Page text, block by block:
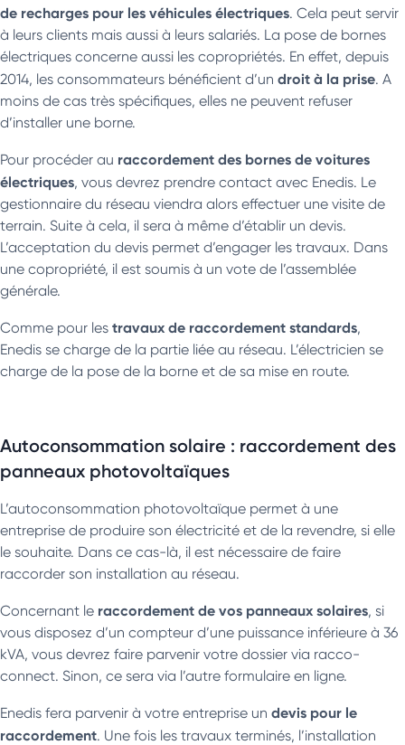
de recharges pour les véhicules électriques. Cela peut servir
à leurs clients mais aussi à leurs salariés. La pose de bornes
électriques concerne aussi les copropriétés. En effet, depuis
2014, les consommateurs bénéficient d’un droit à la prise. A
moins de cas très spécifiques, elles ne peuvent refuser
d’installer une borne.
Pour procéder au raccordement des bornes de voitures
électriques, vous devrez prendre contact avec Enedis. Le
gestionnaire du réseau viendra alors effectuer une visite de
terrain. Suite à cela, il sera à même d’établir un devis.
L’acceptation du devis permet d’engager les travaux. Dans
une copropriété, il est soumis à un vote de l’assemblée
générale.
Comme pour les travaux de raccordement standards,
Enedis se charge de la partie liée au réseau. L’électricien se
charge de la pose de la borne et de sa mise en route.
Autoconsommation solaire : raccordement des
panneaux photovoltaïques
L’autoconsommation photovoltaïque permet à une
entreprise de produire son électricité et de la revendre, si elle
le souhaite. Dans ce cas-là, il est nécessaire de faire
raccorder son installation au réseau.
Concernant le raccordement de vos panneaux solaires, si
vous disposez d’un compteur d’une puissance inférieure à 36
kVA, vous devrez faire parvenir votre dossier via racco-
connect. Sinon, ce sera via l’autre formulaire en ligne.
Enedis fera parvenir à votre entreprise un devis pour le
raccordement. Une fois les travaux terminés, l’installation